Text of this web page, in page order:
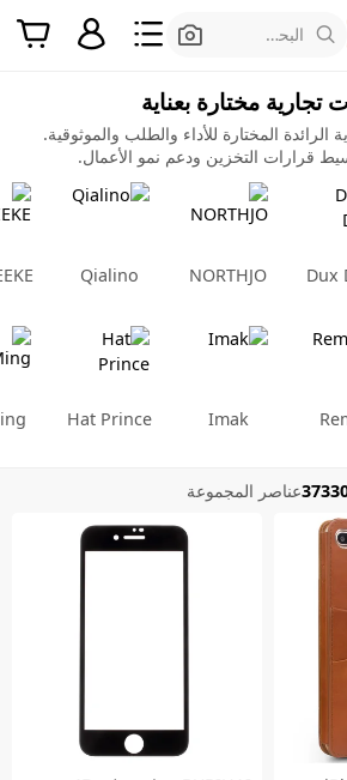
البحث عن المنتجات
تجارية مختارة بعناية
المختارة للأداء والطلب والموثوقية.
قرارات التخزين ودعم نمو الأعمال.
Dux
NORTHJO
Imak
Qialino
Hat Prince
عناصر المجموعة